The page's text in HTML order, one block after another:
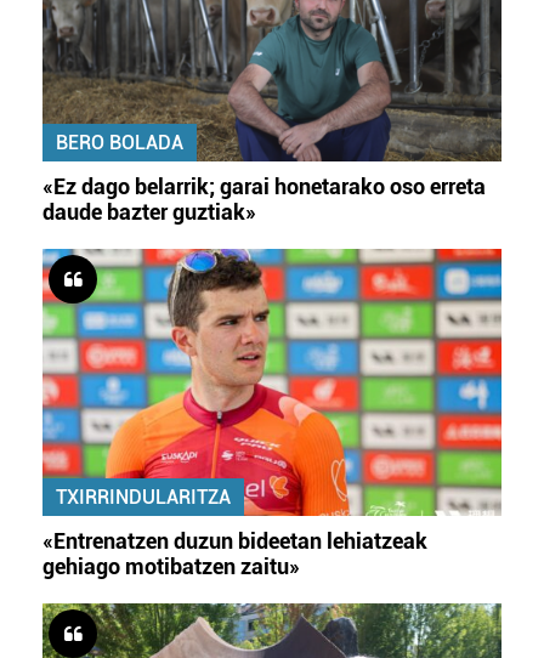
BERO BOLADA
«Ez dago belarrik; garai honetarako oso erreta
daude bazter guztiak»
TXIRRINDULARITZA
«Entrenatzen duzun bideetan lehiatzeak
gehiago motibatzen zaitu»